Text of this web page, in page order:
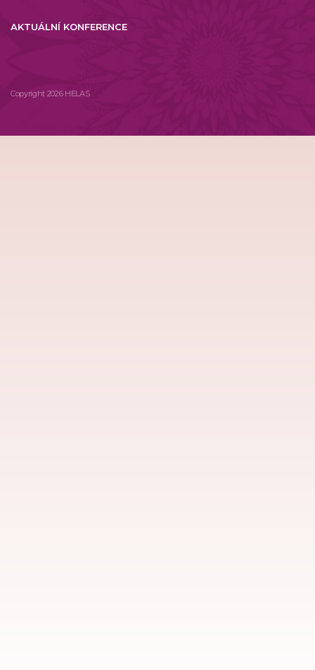
AKTUÁLNÍ KONFERENCE
Copyright 2026 HELAS